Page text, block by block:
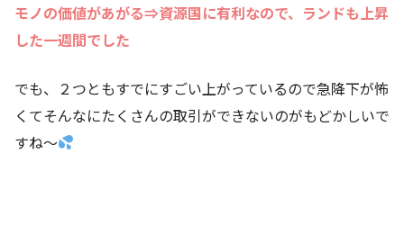
モノの価値があがる⇒資源国に有利なので、ランドも上昇
した一週間でした
でも、２つともすでにすごい上がっているので急降下が怖
くてそんなにたくさんの取引ができないのがもどかしいで
すね～